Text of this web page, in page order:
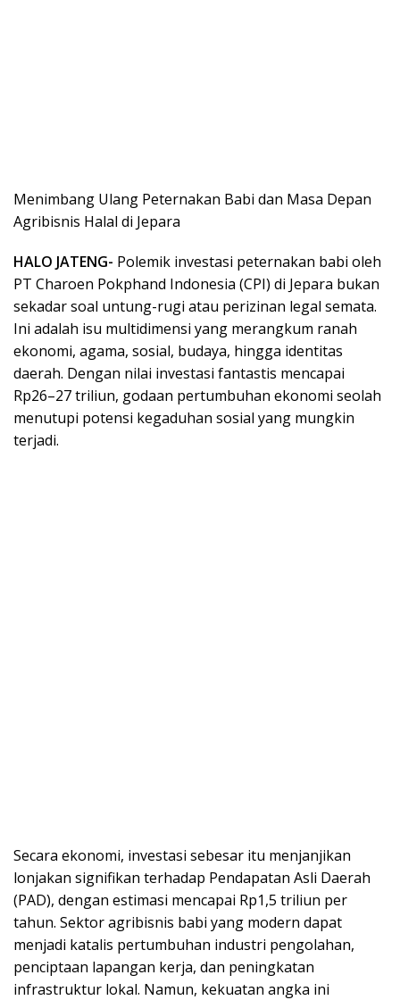
Menimbang Ulang Peternakan Babi dan Masa Depan
Agribisnis Halal di Jepara
HALO JATENG- Polemik investasi peternakan babi oleh
PT Charoen Pokphand Indonesia (CPI) di Jepara bukan
sekadar soal untung-rugi atau perizinan legal semata.
Ini adalah isu multidimensi yang merangkum ranah
ekonomi, agama, sosial, budaya, hingga identitas
daerah. Dengan nilai investasi fantastis mencapai
Rp26–27 triliun, godaan pertumbuhan ekonomi seolah
menutupi potensi kegaduhan sosial yang mungkin
terjadi.
Secara ekonomi, investasi sebesar itu menjanjikan
lonjakan signifikan terhadap Pendapatan Asli Daerah
(PAD), dengan estimasi mencapai Rp1,5 triliun per
tahun. Sektor agribisnis babi yang modern dapat
menjadi katalis pertumbuhan industri pengolahan,
penciptaan lapangan kerja, dan peningkatan
infrastruktur lokal. Namun, kekuatan angka ini